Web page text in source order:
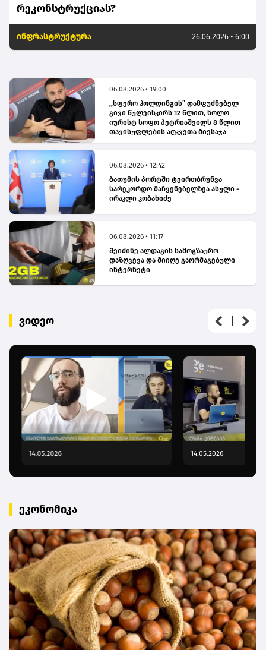
06.08.2026 • 19:00
,,სფერო ჰოლდინგის” დამფუძნებელ
გივი წულეისკირს 12 წლით, ხოლო
იურისტ სოფო პეტრიაშვილს 8 წლით
თავისუფლების აღკვეთა მიესაჯა
06.08.2026 • 12:42
ბათუმის პორტში ტვირთბრუნვა
სარეკორდო მაჩვენებელზეა ასული -
ირაკლი კობახიძე
06.08.2026 • 11:17
შეიძინე ალდაგის სამოგზაურო
დაზღვევა და მიიღე გაორმაგებული
ინტერნეტი
რეკონსტრუქციას?
ინფრასტრუქტურა 26.06.2026 • 6:00
ვიდეო
14.05.2026 14.05.2026
ეკონომიკა